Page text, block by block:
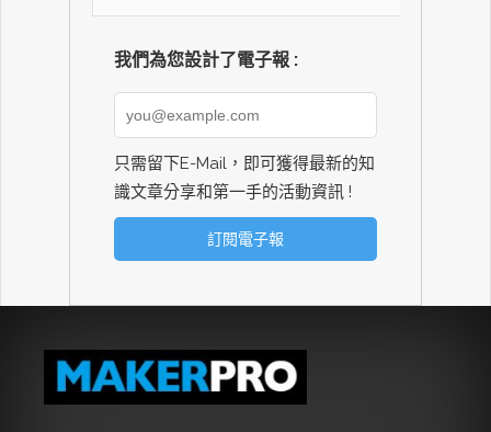
我們為您設計了電子報 :
只需留下E-Mail，即可獲得最新的知
識文章分享和第一手的活動資訊 !